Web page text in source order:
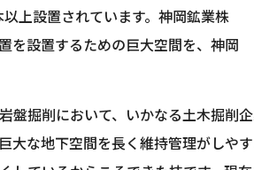
上設置されています。神岡鉱業株
を設置するための巨大空間を、神岡
盤掘削において、いかなる土木掘削
大な地下空間を長く維持管理がし